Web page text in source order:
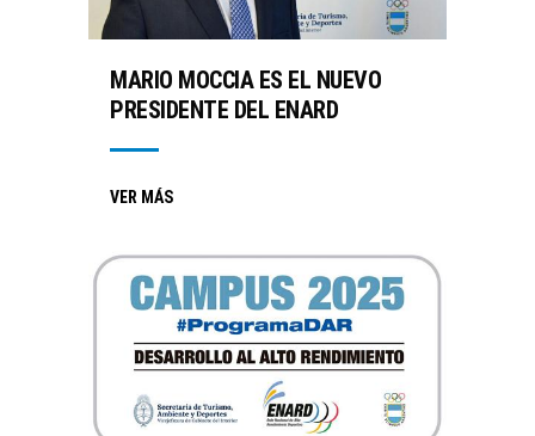
MARIO MOCCIA ES EL NUEVO
PRESIDENTE DEL ENARD
VER MÁS